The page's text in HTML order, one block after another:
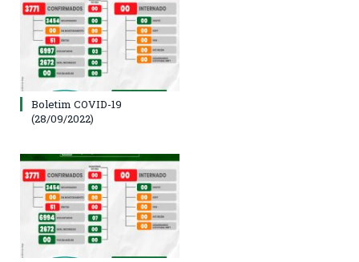
Boletim COVID-19
(28/09/2022)